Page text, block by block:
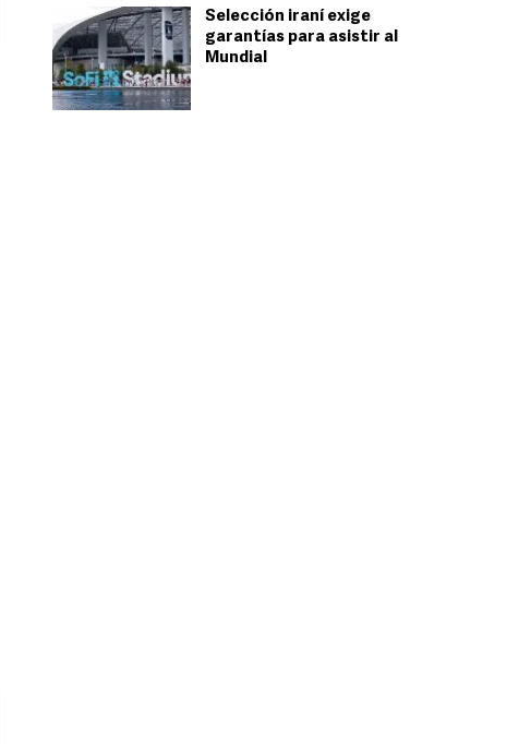
Selección iraní exige
garantías para asistir al
Mundial